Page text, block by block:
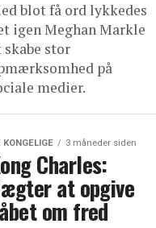
blot få ord lykkedes
igen Meghan Markle
skabe stor
på
medier.
KONGELIGE 3 måneder siden
Charles:
at opgive
om fred